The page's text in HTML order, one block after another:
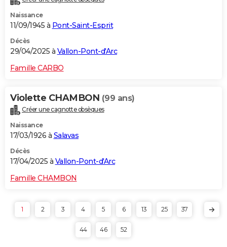
Naissance
11/09/1945 à Pont-Saint-Esprit
Décès
29/04/2025 à Vallon-Pont-d'Arc
Famille CARBO
Violette CHAMBON (99 ans)
Créer une cagnotte obsèques
Naissance
17/03/1926 à Salavas
Décès
17/04/2025 à Vallon-Pont-d'Arc
Famille CHAMBON
1 2 3 4 5 6 13 25 37
44 46 52